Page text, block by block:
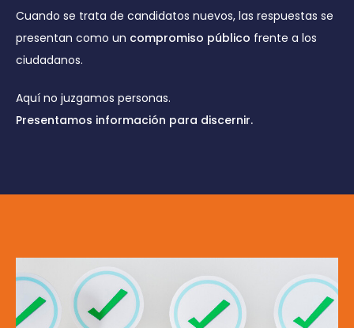
Cuando se trata de candidatos nuevos, las respuestas se
presentan como un compromiso público frente a los
ciudadanos.
Aquí no juzgamos personas.
Presentamos información para discernir.